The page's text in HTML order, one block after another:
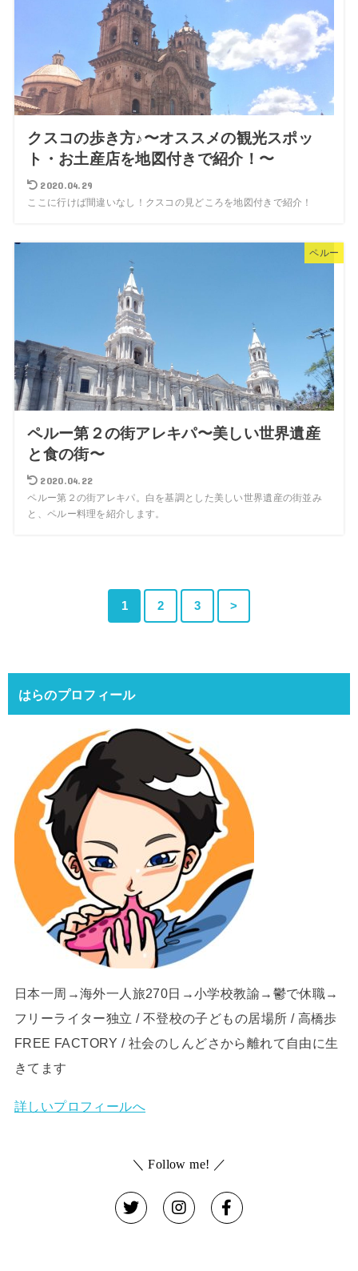
クスコの歩き方♪〜オススメの観光スポッ
ト・お土産店を地図付きで紹介！〜
2020.04.29
ここに行けば間違いなし！クスコの見どころを地図付きで紹介！
ペルー
ペルー第２の街アレキパ〜美しい世界遺産
と食の街〜
2020.04.22
ペルー第２の街アレキパ。白を基調とした美しい世界遺産の街並み
と、ペルー料理を紹介します。
1 2 3 >
はらのプロフィール
日本一周→海外一人旅270日→小学校教諭→鬱で休職→
フリーライター独立 / 不登校の子どもの居場所 / 高橋歩
FREE FACTORY / 社会のしんどさから離れて自由に生
きてます
詳しいプロフィールへ
＼ Follow me! ／